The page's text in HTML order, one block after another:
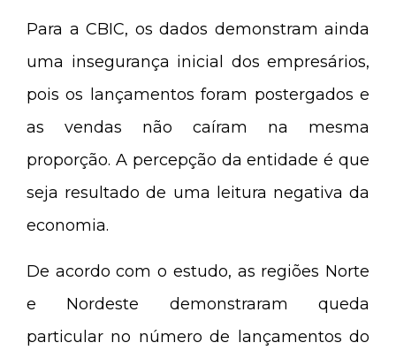
Para a CBIC, os dados demonstram ainda
uma insegurança inicial dos empresários,
pois os lançamentos foram postergados e
as vendas não caíram na mesma
proporção. A percepção da entidade é que
seja resultado de uma leitura negativa da
economia.
De acordo com o estudo, as regiões Norte
e Nordeste demonstraram queda
particular no número de lançamentos do